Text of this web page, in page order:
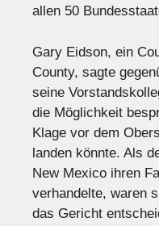
allen 50
Gary Eidson, ein
County, sagte
seine
die Möglichkeit
Klage vor dem
landen könnte. Als
New Mexico ihren
verhandelte, waren
das Gericht